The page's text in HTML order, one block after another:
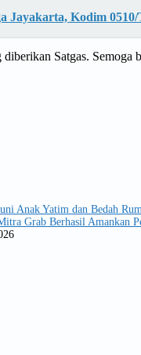
Jayakarta, Kodim
Satgas.
Anak Yatim dan Bedah
Grab Berhasil Amankan